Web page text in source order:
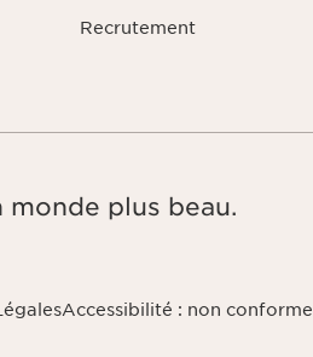
Recrutement
plus beau.
Accessibilité : non conforme